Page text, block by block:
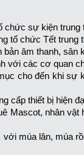
chức sự kiện trung
tổ chức Tết trung
âm thanh, sân
với các cơ quan
cho đến khi sự
cấp thiết bị hiện
Mascot, nhân vật
múa lân, múa